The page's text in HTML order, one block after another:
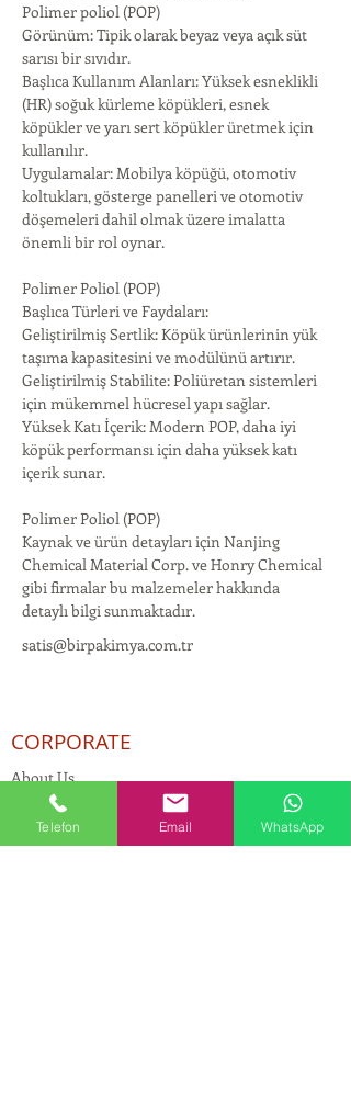
Polimer poliol (POP)
Görünüm: Tipik olarak beyaz veya açık süt
sarısı bir sıvıdır.
Başlıca Kullanım Alanları: Yüksek esneklikli
(HR) soğuk kürleme köpükleri, esnek
köpükler ve yarı sert köpükler üretmek için
kullanılır.
Uygulamalar: Mobilya köpüğü, otomotiv
koltukları, gösterge panelleri ve otomotiv
döşemeleri dahil olmak üzere imalatta
önemli bir rol oynar.
Polimer Poliol (POP)
Başlıca Türleri ve Faydaları:
Geliştirilmiş Sertlik: Köpük ürünlerinin yük
taşıma kapasitesini ve modülünü artırır.
Geliştirilmiş Stabilite: Poliüretan sistemleri
için mükemmel hücresel yapı sağlar.
Yüksek Katı İçerik: Modern POP, daha iyi
köpük performansı için daha yüksek katı
içerik sunar.
Polimer Poliol (POP)
Kaynak ve ürün detayları için Nanjing
Chemical Material Corp. ve Honry Chemical
gibi firmalar bu malzemeler hakkında
detaylı bilgi sunmaktadır.
satis@birpakimya.com.tr
CORPORATE
About Us
PRODUCTS
Cosmetic and Detergent Chemicals
Telefon Email WhatsApp